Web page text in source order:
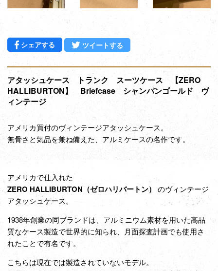
シェアする Facebookでシェアする
ツイートする
アタッシュケース トランク スーツケース 【ZERO
HALLIBURTON】 Briefcase シャンパンゴールド ヴ
ィンテージ
アメリカ買付のヴィンテージアタッシュケース。
無骨さと気品を兼ね備えた、アルミケースの名作です。
アメリカで仕入れた
ZERO HALLIBURTON （ゼロハリバートン）
のヴィンテージ
アタッシュケース。
1938年創業の同ブランドは、アルミニウム素材を用いた高品
質なケース製造で世界的に知られ、月面探査計画でも使用さ
れたことで有名です。
こちらは現在では製造されていないモデル。